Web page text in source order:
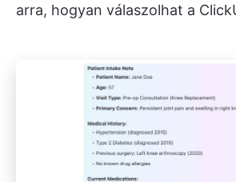
arra, hogyan válaszolhat a